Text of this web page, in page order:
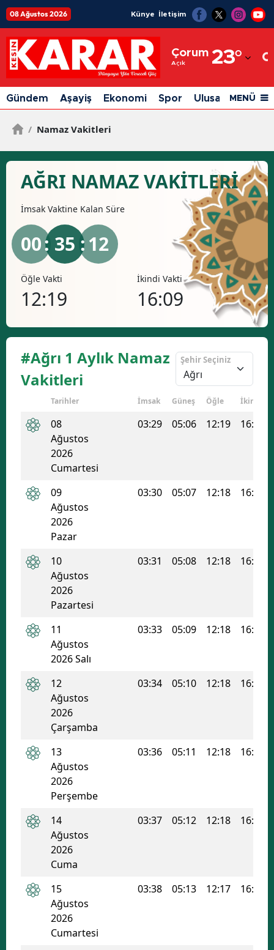
08 Ağustos 2026 Künye İletişim
Çorum
Açık 23°
Adıyaman
Afyonkarahisar
Ağrı
Ankara
Antalya
Artvin
Aydın
Balıkesir
Bilecik
Bitlis
Bolu
Burdur
Çorum
Edirne
Gaziantep
Isparta
İzmir
Gündem Aşayiş Ekonomi Spor Ulusal Siyaset
MENÜ
/ Namaz Vakitleri
AĞRI NAMAZ VAKİTLERİ
İmsak Vaktine Kalan Süre
00: 35 :11
Öğle Vakti
12:19
İkindi Vakti
16:09
#Ağrı 1 Aylık Namaz
Vakitleri
Şehir Seçiniz
Tarihler İmsak Güneş Öğle İkindi
08
Ağustos
2026
Cumartesi
03:29 05:06 12:19 16:09
09
Ağustos
2026
Pazar
03:30 05:07 12:18 16:08
10
Ağustos
2026
Pazartesi
03:31 05:08 12:18 16:08
11
Ağustos
2026 Salı
03:33 05:09 12:18 16:07
12
Ağustos
2026
Çarşamba
03:34 05:10 12:18 16:07
13
Ağustos
2026
Perşembe
03:36 05:11 12:18 16:06
14
Ağustos
2026
Cuma
03:37 05:12 12:18 16:06
15
Ağustos
2026
Cumartesi
03:38 05:13 12:17 16:05